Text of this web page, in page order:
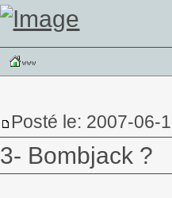
Posté le: 2007-06-
3- Bombjack ?